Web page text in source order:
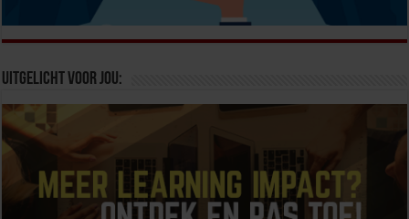
Uitgelicht voor jou: